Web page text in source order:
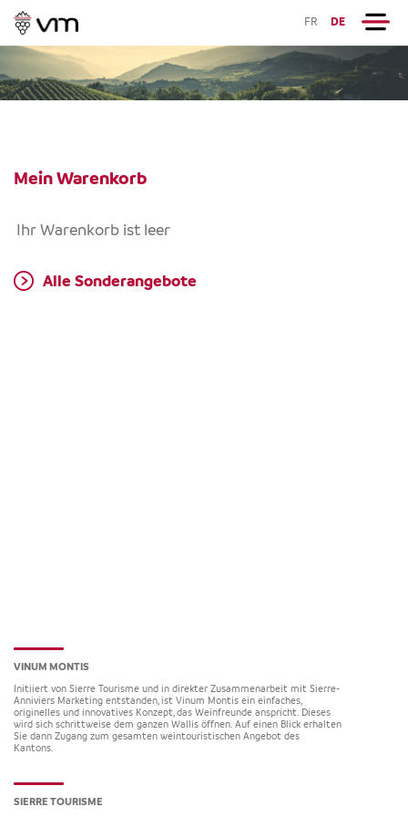
FR DE
Mein Warenkorb
Ihr Warenkorb ist leer
Alle Sonderangebote
VINUM MONTIS
Initiiert von Sierre Tourisme und in direkter Zusammenarbeit mit Sierre-
Anniviers Marketing entstanden, ist Vinum Montis ein einfaches,
originelles und innovatives Konzept, das Weinfreunde anspricht. Dieses
wird sich schrittweise dem ganzen Wallis öffnen. Auf einen Blick erhalten
Sie dann Zugang zum gesamten weintouristischen Angebot des
Kantons.
SIERRE TOURISME